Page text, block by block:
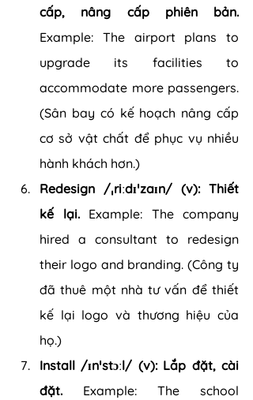
cấp, nâng cấp phiên bản.
Example: The airport plans to
upgrade its facilities to
accommodate more passengers.
(Sân bay có kế hoạch nâng cấp
cơ sở vật chất để phục vụ nhiều
hành khách hơn.)
Redesign /ˌriːdɪˈzaɪn/ (v): Thiết
kế lại. Example: The company
hired a consultant to redesign
their logo and branding. (Công ty
đã thuê một nhà tư vấn để thiết
kế lại logo và thương hiệu của
họ.)
Install /ɪnˈstɔːl/ (v): Lắp đặt, cài
đặt. Example: The school